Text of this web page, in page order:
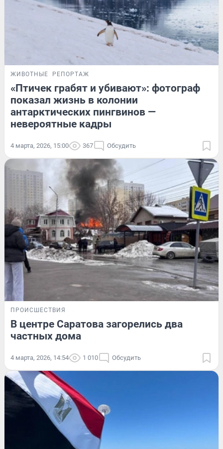
ЖИВОТНЫЕ РЕПОРТАЖ
«Птичек грабят и убивают»: фотограф
показал жизнь в колонии
антарктических пингвинов —
невероятные кадры
4 марта, 2026, 15:00 367 Обсудить
ПРОИСШЕСТВИЯ
В центре Саратова загорелись два
частных дома
4 марта, 2026, 14:54 1 010 Обсудить